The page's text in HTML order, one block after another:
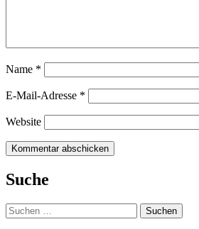
Name *
E-Mail-Adresse *
Website
Suche
Suchen
nach: